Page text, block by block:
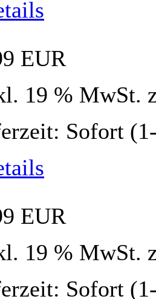
EUR
19 % MwSt.
Sofort
EUR
19 % MwSt.
Sofort